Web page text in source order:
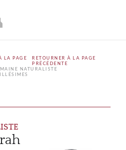
RETOURNER À LA PAGE
PRÉCÉDENTE
NATURALISTE